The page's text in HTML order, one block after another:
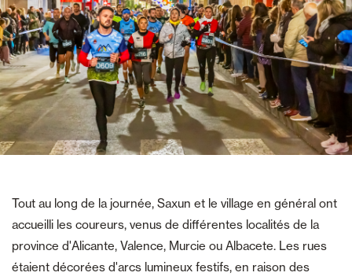
Tout au long de la journée, Saxun et le village en général ont
accueilli les coureurs, venus de différentes localités de la
province d'Alicante, Valence, Murcie ou Albacete. Les rues
étaient décorées d'arcs lumineux festifs, en raison des